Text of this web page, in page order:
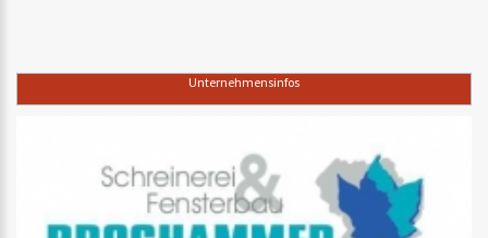
Unternehmensinfos